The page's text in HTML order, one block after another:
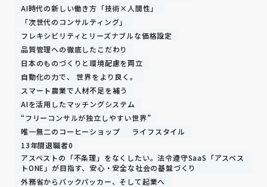
AI時代の新しい働き方「技術×人間性」
「次世代のコンサルティング」
フレキシビリティとリーズナブルな価格設定
品質管理への徹底したこだわり
日本のものづくりと環境配慮を両立
自動化の力で、 世界をより良く。
スマート農業で人材不足を補う
AIを活用したマッチングシステム
“フリーコンサルが独立しやすい世界”
唯一無二のコーヒーショップ
ライフスタイル
13年間退職者0
アスベストの「不条理」をなくしたい。法令遵守SaaS「アスベス
トONE」が目指す、安心・安全な社会の基盤づくり
外務省からバックパッカー、そして起業へ